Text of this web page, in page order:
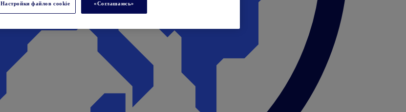
Настройки файлов cookie «Соглашаюсь»